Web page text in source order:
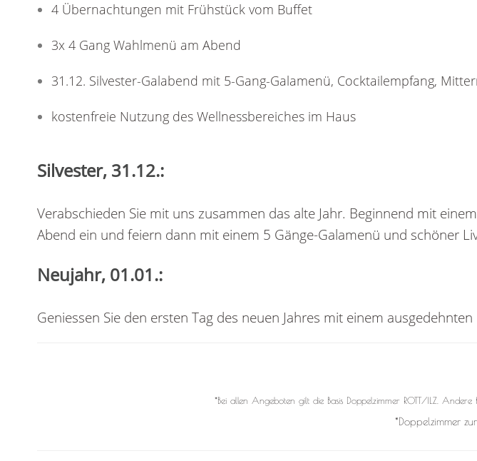
4 Übernachtungen mit Frühstück vom Buffet
3x 4 Gang Wahlmenü am Abend
31.12. Silvester-Galabend mit 5-Gang-Galamenü, Cocktailempfang,
kostenfreie Nutzung des Wellnessbereiches im Haus
Silvester, 31.12.:
Verabschieden Sie mit uns zusammen das alte Jahr. Beginnend mit
Abend ein und feiern dann mit einem 5 Gänge-Galamenü und schöner
Neujahr, 01.01.:
Geniessen Sie den ersten Tag des neuen Jahres mit einem
*Bei allen Angeboten gilt die Basis Doppelzimmer ROTT/ILZ.
*Doppelzimmer